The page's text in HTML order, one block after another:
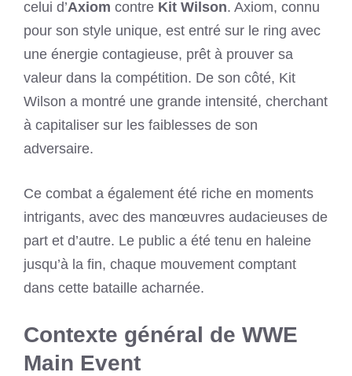
celui d’Axiom contre Kit Wilson. Axiom, connu
pour son style unique, est entré sur le ring avec
une énergie contagieuse, prêt à prouver sa
valeur dans la compétition. De son côté, Kit
Wilson a montré une grande intensité, cherchant
à capitaliser sur les faiblesses de son
adversaire.
Ce combat a également été riche en moments
intrigants, avec des manœuvres audacieuses de
part et d’autre. Le public a été tenu en haleine
jusqu’à la fin, chaque mouvement comptant
dans cette bataille acharnée.
Contexte général de WWE
Main Event